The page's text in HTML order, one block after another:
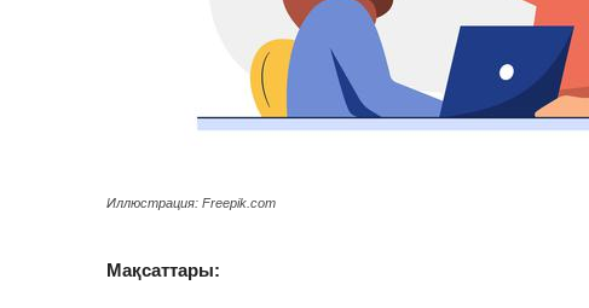
Иллюстрация: Freepik.com
Мақсаттары: